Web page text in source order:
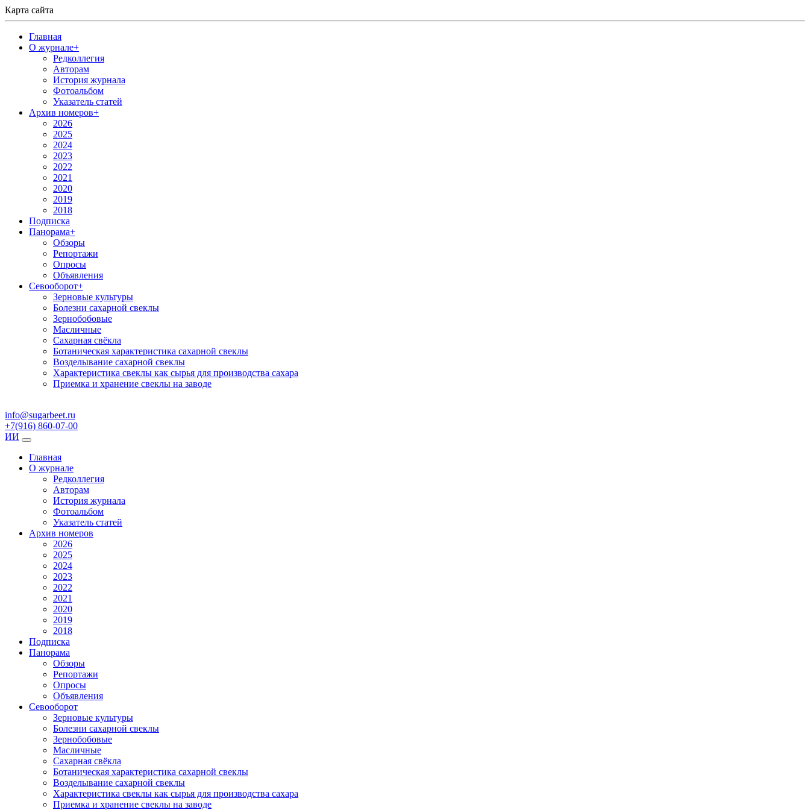
Карта сайта
Главная
О журнале+
Редколлегия
Авторам
История журнала
Фотоальбом
Указатель статей
Архив номеров+
2026
2025
2024
2023
2022
2021
2020
2019
2018
Подписка
Панорама+
Обзоры
Репортажи
Опросы
Объявления
Севооборот+
Зерновые культуры
Болезни сахарной свеклы
Зернобобовые
Масличные
Сахарная свёкла
Ботаническая характеристика сахарной свеклы
Возделывание сахарной свеклы
Характеристика свеклы как сырья для производства сахара
Приемка и хранение свеклы на заводе
info@sugarbeet.ru
+7(916) 860-07-00
ИИ
Главная
О журнале
Редколлегия
Авторам
История журнала
Фотоальбом
Указатель статей
Архив номеров
2026
2025
2024
2023
2022
2021
2020
2019
2018
Подписка
Панорама
Обзоры
Репортажи
Опросы
Объявления
Севооборот
Зерновые культуры
Болезни сахарной свеклы
Зернобобовые
Масличные
Сахарная свёкла
Ботаническая характеристика сахарной свеклы
Возделывание сахарной свеклы
Характеристика свеклы как сырья для производства сахара
Приемка и хранение свеклы на заводе